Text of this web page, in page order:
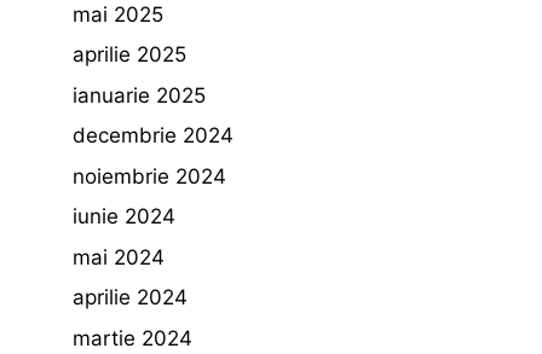
mai 2025
aprilie 2025
ianuarie 2025
decembrie 2024
noiembrie 2024
iunie 2024
mai 2024
aprilie 2024
martie 2024